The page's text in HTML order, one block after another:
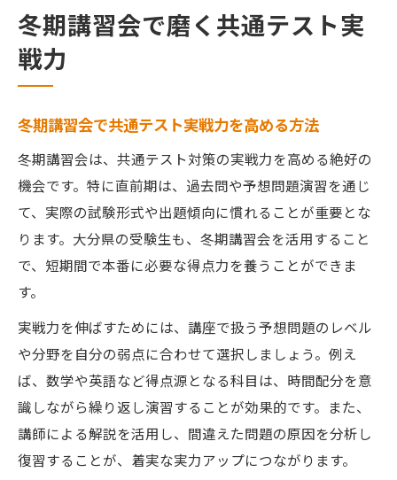
冬期講習会で現実的な得点力アップを目指
冬期講習会で磨く共通テスト実
戦力
冬期講習会で共通テスト実戦力を高める方法
冬期講習会は、共通テスト対策の実戦力を高める絶好の
機会です。特に直前期は、過去問や予想問題演習を通じ
て、実際の試験形式や出題傾向に慣れることが重要とな
ります。大分県の受験生も、冬期講習会を活用すること
で、短期間で本番に必要な得点力を養うことができま
す。
実戦力を伸ばすためには、講座で扱う予想問題のレベル
や分野を自分の弱点に合わせて選択しましょう。例え
ば、数学や英語など得点源となる科目は、時間配分を意
識しながら繰り返し演習することが効果的です。また、
講師による解説を活用し、間違えた問題の原因を分析し
復習することが、着実な実力アップにつながります。